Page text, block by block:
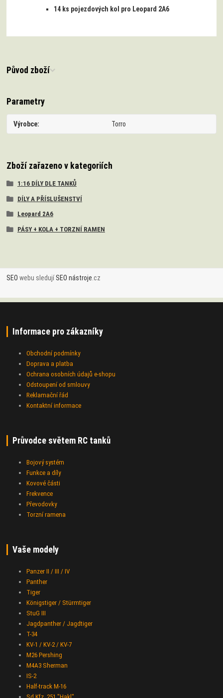
14 ks pojezdových kol pro Leopard 2A6
Původ zboží
Parametry
Výrobce Torro
Zboží zařazeno v kategoriích
1:16 DÍLY DLE TANKŮ
DÍLY A PŘÍSLUŠENSTVÍ
Leopard 2A6
PÁSY + KOLA + TORZNÍ RAMEN
SEO webu sledujíSEO nástroje .cz
Informace pro zákazníky
Obchodní podmínky
Doprava a platba
Ochrana osobních údajů e-shopu
Odstoupení od smlouvy
Reklamační řád
Kontaktní informace
Průvodce světem RC tanků
Bojový systém
Funkce a díly
Kovové části
Frekvence
Převodovky
Torzní ramena
Vaše modely
Panzer II / III / IV
Panther
Tiger
Königstiger / Stürmtiger
StuG III
Jagdpanther / Jagdtiger
T-34
KV-1 / KV-2 / KV-7
M26 Pershing
M4A3 Sherman
IS-2
Half-track M-16